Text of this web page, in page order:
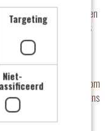
losgemaakt. We hebben
mensen die net zoals
zijn er positieve
State te laten
van de
de tijd zal geven om
stap. Dit geeft ons
voorbij het
Targeting
Niet-